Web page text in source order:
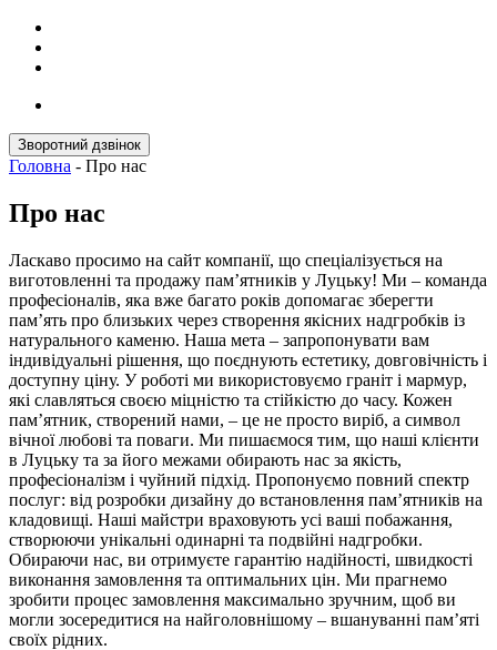
Зворотний дзвінок
Головна - Про нас
Про нас
Ласкаво просимо на сайт компанії, що спеціалізується на
виготовленні та продажу пам’ятників у Луцьку! Ми – команда
професіоналів, яка вже багато років допомагає зберегти
пам’ять про близьких через створення якісних надгробків із
натурального каменю. Наша мета – запропонувати вам
індивідуальні рішення, що поєднують естетику, довговічність і
доступну ціну. У роботі ми використовуємо граніт і мармур,
які славляться своєю міцністю та стійкістю до часу. Кожен
пам’ятник, створений нами, – це не просто виріб, а символ
вічної любові та поваги. Ми пишаємося тим, що наші клієнти
в Луцьку та за його межами обирають нас за якість,
професіоналізм і чуйний підхід. Пропонуємо повний спектр
послуг: від розробки дизайну до встановлення пам’ятників на
кладовищі. Наші майстри враховують усі ваші побажання,
створюючи унікальні одинарні та подвійні надгробки.
Обираючи нас, ви отримуєте гарантію надійності, швидкості
виконання замовлення та оптимальних цін. Ми прагнемо
зробити процес замовлення максимально зручним, щоб ви
могли зосередитися на найголовнішому – вшануванні пам’яті
своїх рідних.